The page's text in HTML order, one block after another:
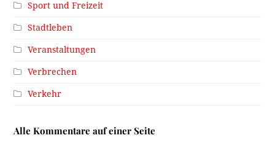
Sport und Freizeit
Stadtleben
Veranstaltungen
Verbrechen
Verkehr
Alle Kommentare auf einer Seite